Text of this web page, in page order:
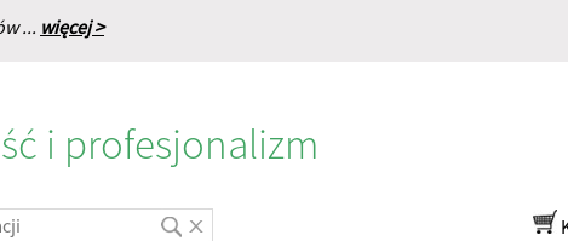
... więcej >
i profesjonalizm